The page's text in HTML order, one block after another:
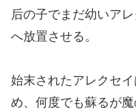
后の子でまだ幼いア
へ放置させる。
始末されたアレクセ
め、何度でも蘇るが